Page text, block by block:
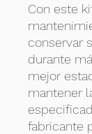
Con este
conservar
durante
mejor
mantener
fabricante